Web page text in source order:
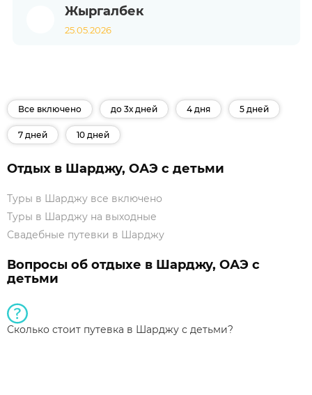
Жыргалбек
25.05.2026
Все включено до 3х дней 4 дня 5 дней
7 дней 10 дней
Отдых в Шарджу, ОАЭ с детьми
Туры в Шарджу все включено
Туры в Шарджу на выходные
Свадебные путевки в Шарджу
Вопросы об отдыхе в Шарджу, ОАЭ с
детьми
Сколько стоит путевка в Шарджу с детьми?